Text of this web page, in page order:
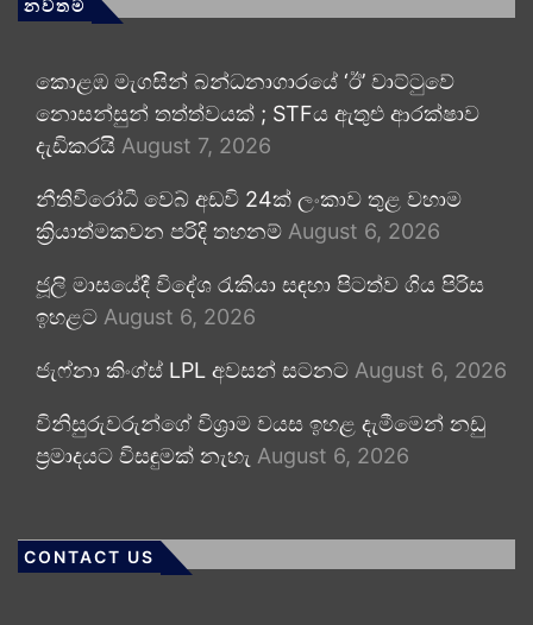
නවතම
කොළඹ මැගසින් බන්ධනාගාරයේ ‘ඊ’ වාට්ටුවේ
නොසන්සුන් තත්ත්වයක් ; STFය ඇතුළු ආරක්ෂාව
දැඩිකරයි August 7, 2026
නීතිවිරෝධී වෙබ් අඩවි 24ක් ලංකාව තුළ වහාම
ක්‍රියාත්මකවන පරිදි තහනම් August 6, 2026
ජූලි මාසයේදී විදේශ රැකියා සඳහා පිටත්ව ගිය පිරිස
ඉහළට August 6, 2026
ජැෆ්නා කිංග්ස් LPL අවසන් සටනට August 6, 2026
විනිසුරුවරුන්ගේ විශ්‍රාම වයස ඉහළ දැමීමෙන් නඩු
ප්‍රමාදයට විසඳුමක් නැහැ August 6, 2026
CONTACT US